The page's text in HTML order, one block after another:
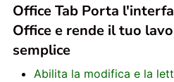
Office Tab Porta
Office e rende il tuo
semplice
Abilita la modifica e la